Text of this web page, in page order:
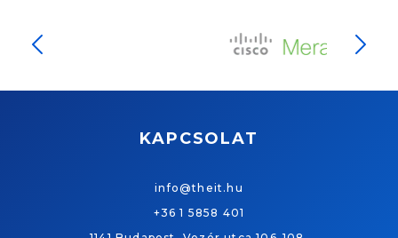
Slide 2 of 11
KAPCSOLAT
info@theit.hu
+36 1 5858 401